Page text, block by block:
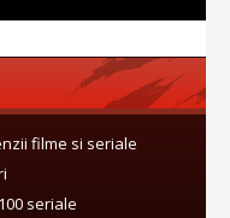
filme si seriale
seriale